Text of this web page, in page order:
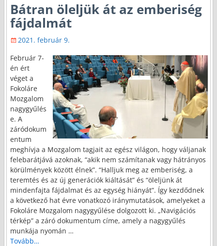
Bátran öleljük át az emberiség
fájdalmát
2021. február 9.
Február 7-
én ért
véget a
Fokoláre
Mozgalom
nagygyűlés
e. A
záródokum
entum
meghívja a Mozgalom tagjait az egész világon, hogy váljanak
felebarátjává azoknak, “akik nem számítanak vagy hátrányos
körülmények között élnek”. “Halljuk meg az emberiség, a
teremtés és az új generációk kiáltását” és “öleljünk át
mindenfajta fájdalmat és az egység hiányát”. Így kezdődnek
a következő hat évre vonatkozó iránymutatások, amelyeket a
Fokoláre Mozgalom nagygyűlése dolgozott ki. „Navigációs
térkép” a záró dokumentum címe, amely a nagygyűlés
munkája nyomán …
Tovább…